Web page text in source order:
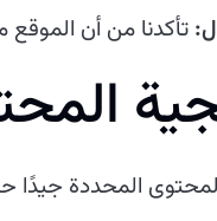
تأكدنا من أن
المحددة